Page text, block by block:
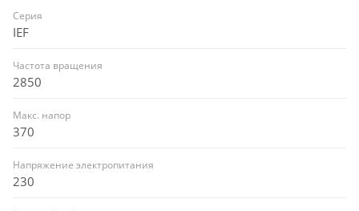
Серия
IEF
Частота вращения
2850
Макс. напор
370
Напряжение электропитания
230